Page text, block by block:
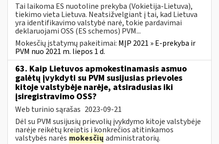
Tai laikoma ES nuotoline prekyba (Vokietija-Lietuva),
tiekimo vieta Lietuva. Neatsižvelgiant į tai, kad Lietuva
yra identifikavimo valstybė narė, tokie pardavimai
deklaruojami OSS (ES schemos) PVM...
Mokesčių įstatymų pakeitimai: MĮP 2021 » E-prekyba ir
PVM nuo 2021 m. liepos 1 d.
63. Kaip Lietuvos apmokestinamasis asmuo
galėtų įvykdyti su PVM susijusias prievoles
kitoje valstybėje narėje, atsiradusias iki
įsiregistravimo OSS?
Web turinio sąrašas 2023-09-21
Dėl su PVM susijusių prievolių įvykdymo kitoje valstybėje
narėje reikėtų kreiptis į konkrečios atitinkamos
valstybės narės mokesčių administratorių.